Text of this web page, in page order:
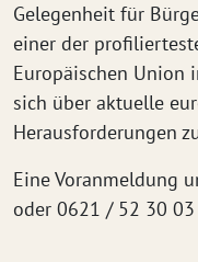
Gelegenheit für
einer der
Europäischen Union
sich über aktuelle
Herausforderungen
Eine Voranmeldung
oder 0621 / 52 30